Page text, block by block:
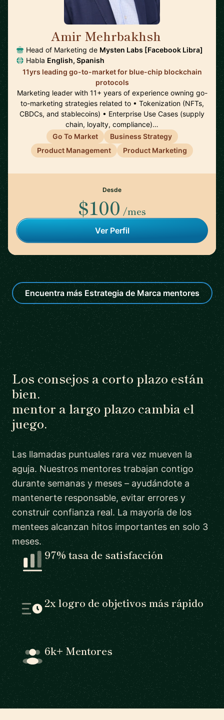
Amir Mehrbakhsh
Head of Marketing de Mysten Labs [Facebook Libra]
Habla English, Spanish
11yrs leading go-to-market for blue-chip blockchain
protocols
Marketing leader with 11+ years of experience owning go-
to-marketing strategies related to • Tokenization (NFTs,
CBDCs, and stablecoins) • Enterprise Use Cases (supply
chain, loyalty, compliance)…
Go To Market
Business Strategy
Product Management
Product Marketing
Desde
$100 /mes
Ver Perfil
Encuentra más Estrategia de Marca mentores
Los consejos a corto plazo están
bien.
mentor a largo plazo cambia el
juego.
Las llamadas puntuales rara vez mueven la
aguja. Nuestros mentores trabajan contigo
durante semanas y meses – ayudándote a
mantenerte responsable, evitar errores y
construir confianza real. La mayoría de los
mentees alcanzan hitos importantes en solo 3
meses.
97% tasa de satisfacción
2x logro de objetivos más rápido
6k+ Mentores